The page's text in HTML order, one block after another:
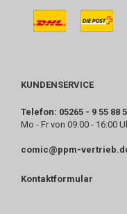
KUNDENSERVICE
Telefon: 05265 - 9 55 88
Mo - Fr von 09:00 - 16:00
comic@ppm-
Kontaktformular